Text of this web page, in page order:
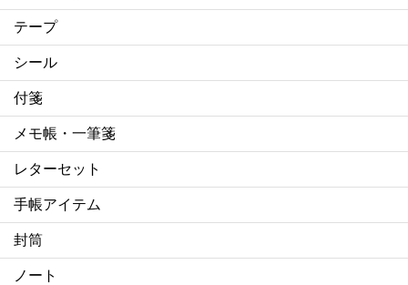
テープ
シール
付箋
メモ帳・一筆箋
レターセット
手帳アイテム
封筒
ノート